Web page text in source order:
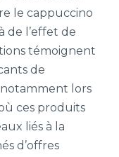
le cappuccino
de l’effet de
témoignent
de
lors
ces produits
liés à la
d’offres